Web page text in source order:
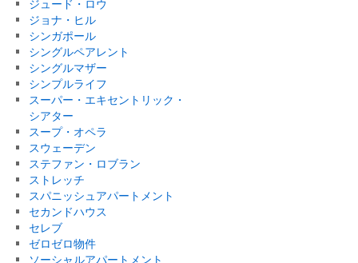
ジュード・ロウ
ジョナ・ヒル
シンガポール
シングルペアレント
シングルマザー
シンプルライフ
スーパー・エキセントリック・
シアター
スープ・オペラ
スウェーデン
ステファン・ロブラン
ストレッチ
スパニッシュアパートメント
セカンドハウス
セレブ
ゼロゼロ物件
ソーシャルアパートメント